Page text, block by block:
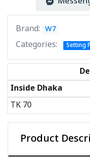
Brand: W7
Categories: Setting
Inside Dhaka
TK 70
Product